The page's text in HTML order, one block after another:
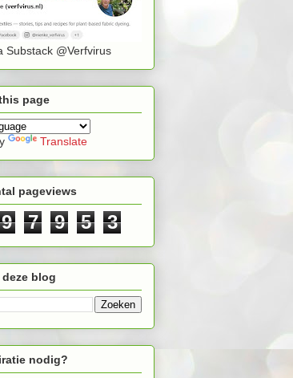
Substack @Verfvirus
page
Translate
pageviews
9 7 9 5 3
blog
nodig?